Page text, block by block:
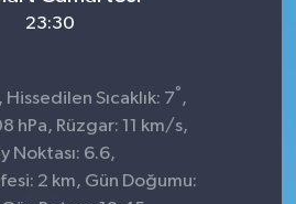
23:30
Sıcaklık: 7° ,
hPa, Rüzgar: 11 km/s,
Noktası: 6.6,
2 km, Gün Doğumu: